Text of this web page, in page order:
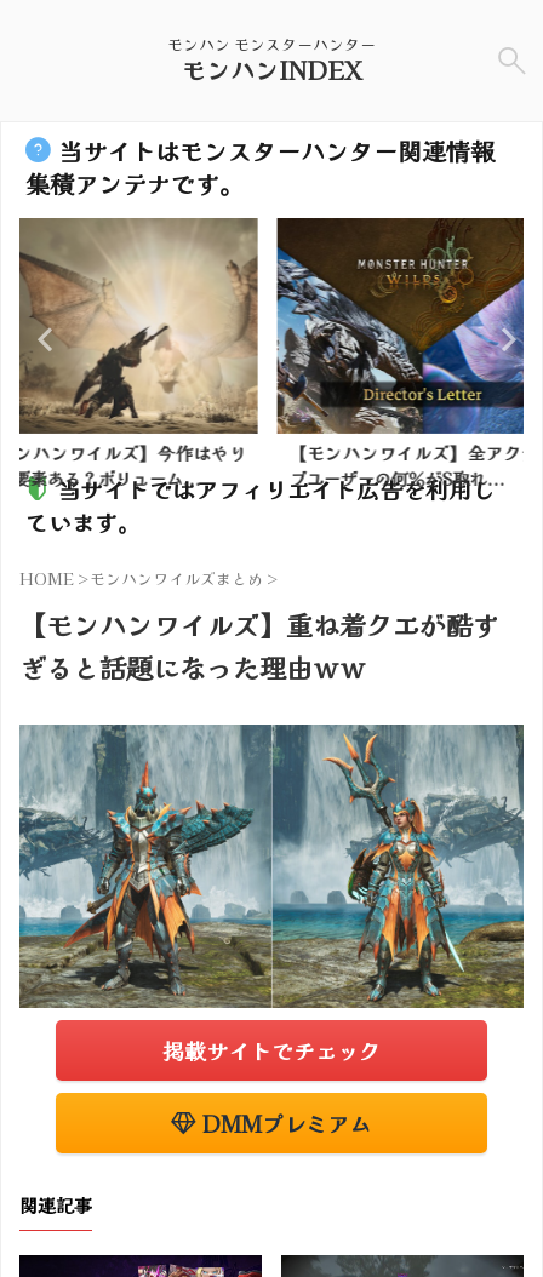
モンハン モンスターハンター
モンハンINDEX
当サイトはモンスターハンター関連情報
集積アンテナです。
作はやり
ム...
【モンハンワイルズ】全アクティ
ブユーザーの何％がS取れ...
【モンハ
ア8は高確
当サイトではアフィリエイト広告を利用し
ています。
HOME >モンハンワイルズまとめ >
【モンハンワイルズ】重ね着クエが酷す
ぎると話題になった理由ｗｗ
掲載サイトでチェック
DMMプレミアム
関連記事